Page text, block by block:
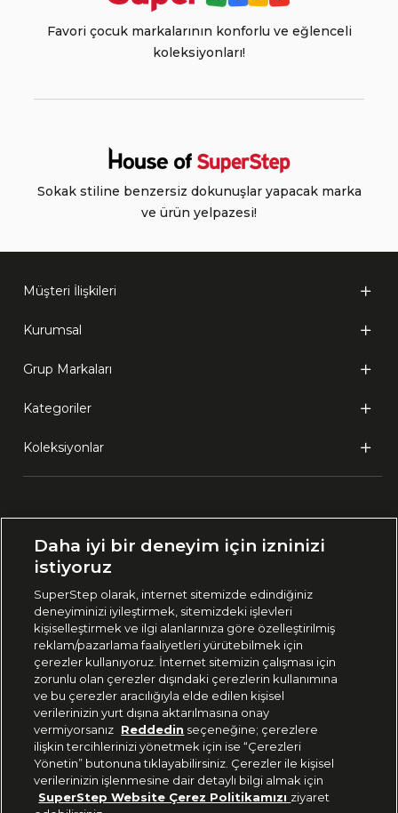
Favori çocuk markalarının konforlu ve eğlenceli
koleksiyonları!
Sokak stiline benzersiz dokunuşlar yapacak marka
ve ürün yelpazesi!
Müşteri İlişkileri
Kurumsal
Grup Markaları
Kategoriler
Koleksiyonlar
🇹🇷 Türkiye
444 37 36
Uygulamadan Takip Edin
Bizi Takip Edin
Daha iyi bir deneyim için izninizi
istiyoruz
SuperStep olarak, internet sitemizde edindiğiniz
deneyiminizi iyileştirmek, sitemizdeki işlevleri
kişiselleştirmek ve ilgi alanlarınıza göre özelleştirilmiş
reklam/pazarlama faaliyetleri yürütebilmek için
çerezler kullanıyoruz. İnternet sitemizin çalışması için
zorunlu olan çerezler dışındaki çerezlerin kullanımına
ve bu çerezler aracılığıyla elde edilen kişisel
verilerinizin yurt dışına aktarılmasına onay
vermiyorsanız Reddedin seçeneğine; çerezlere
ilişkin tercihlerinizi yönetmek için ise “Çerezleri
Yönetin” butonuna tıklayabilirsiniz. Çerezler ile kişisel
verilerinizin işlenmesine dair detaylı bilgi almak için
SuperStep Website Çerez Politikamızı ziyaret